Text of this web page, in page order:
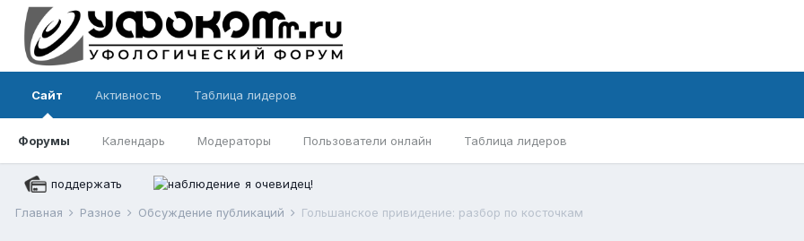
Сайт
Форумы Календарь Модераторы Пользователи онлайн Таблица лидеров
Активность Таблица лидеров
поддержать
я очевидец!
Главная Разное Обсуждение публикаций Гольшанское привидение: разбор по косточкам